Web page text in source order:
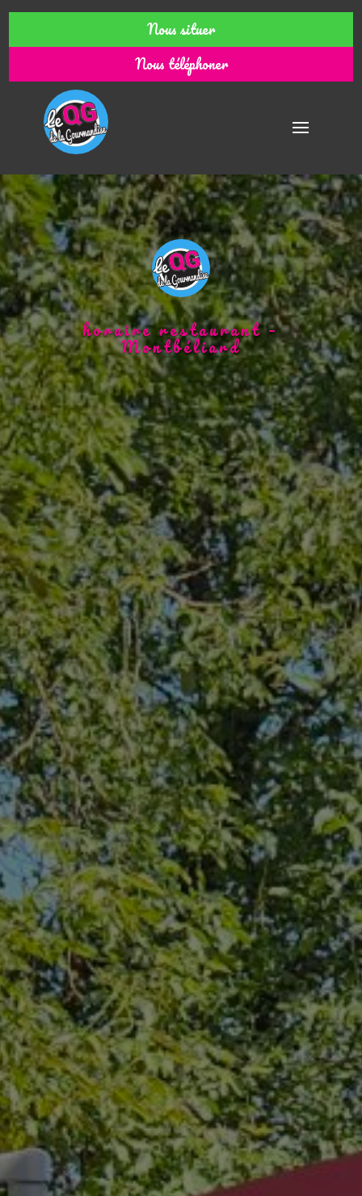
Nous situer
Nous téléphoner
horaire restaurant –
Montbéliard